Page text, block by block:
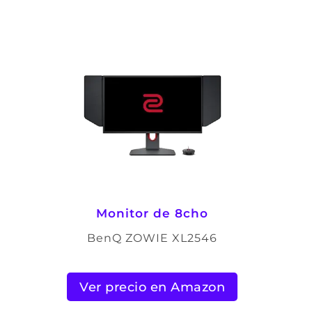
Monitor de 8cho
BenQ ZOWIE XL2546
Ver precio en Amazon